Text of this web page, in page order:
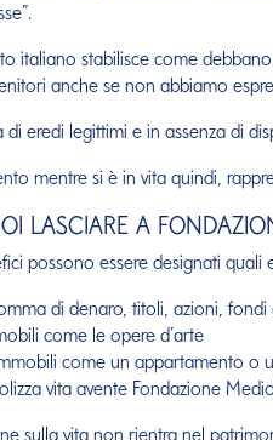
italiano stabilisce come
anche se non abbiamo
di eredi legittimi e in assenza di
mentre si è in vita quindi,
LASCIARE A
possono essere designati
di denaro, titoli, azioni, fondi
come le opere d’arte
come un appartamento o
vita avente Fondazione
sulla vita non rientra nel